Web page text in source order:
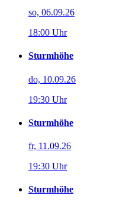
so, 06.09.26
18:00 Uhr
Sturmhöhe
do, 10.09.26
19:30 Uhr
Sturmhöhe
fr, 11.09.26
19:30 Uhr
Sturmhöhe